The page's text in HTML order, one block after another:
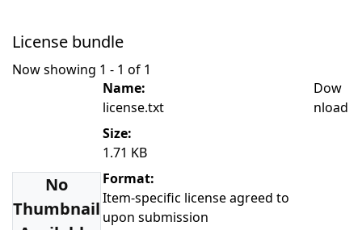
License bundle
Now showing 1 - 1 of 1
No
Thumbnail
Name:
license.txt
Size:
1.71 KB
Format:
Item-specific license agreed to
upon submission
Dow
nload